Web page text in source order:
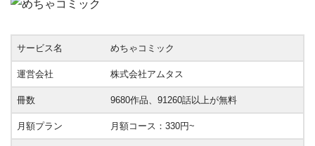
サービス名 めちゃコミック
運営会社 株式会社アムタス
冊数 9680作品、91260話以上が無料
月額プラン 月額コース：330円~